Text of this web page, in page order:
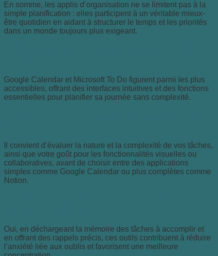
En somme, les applis d’organisation ne se limitent pas à la
simple planification : elles participent à un véritable mieux-
être quotidien en aidant à structurer le temps et les priorités
dans un monde toujours plus exigeant.
Google Calendar et Microsoft To Do figurent parmi les plus
accessibles, offrant des interfaces intuitives et des fonctions
essentielles pour planifier sa journée sans complexité.
Il convient d’évaluer la nature et la complexité de vos tâches,
ainsi que votre goût pour les fonctionnalités visuelles ou
collaboratives, avant de choisir entre des applications
simples comme Google Calendar ou plus complètes comme
Notion.
Oui, en déchargeant la mémoire des tâches à accomplir et
en offrant des rappels précis, ces outils contribuent à réduire
l’anxiété liée aux oublis et favorisent une meilleure